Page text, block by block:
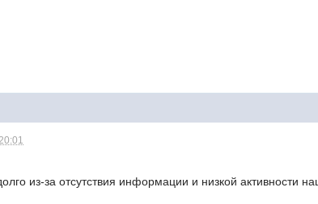
из-за отсутствия информации и низкой активности